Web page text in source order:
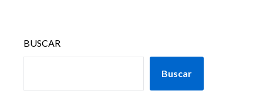
BUSCAR
Buscar